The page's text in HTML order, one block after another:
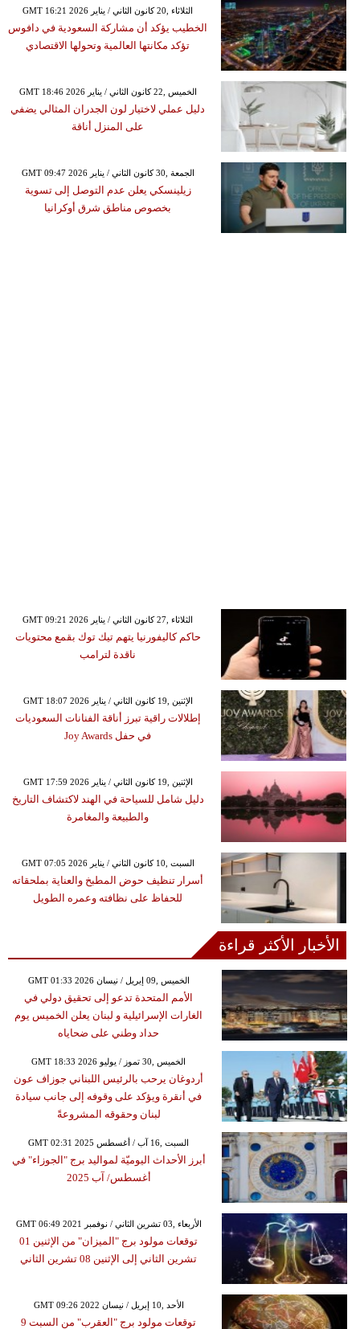
GMT 16:21 2026 الثلاثاء ,20 كانون الثاني / يناير
الخطيب يؤكد أن مشاركة السعودية في دافوس
تؤكد مكانتها العالمية وتحولها الاقتصادي
GMT 18:46 2026 الخميس ,22 كانون الثاني / يناير
دليل عملي لاختيار لون الجدران المثالي يضفي
على المنزل أناقة
GMT 09:47 2026 الجمعة ,30 كانون الثاني / يناير
زيلينسكي يعلن عدم التوصل إلى تسوية
بخصوص مناطق شرق أوكرانيا
GMT 09:21 2026 الثلاثاء ,27 كانون الثاني / يناير
حاكم كاليفورنيا يتهم تيك توك بقمع محتويات
ناقدة لترامب
GMT 18:07 2026 الإثنين ,19 كانون الثاني / يناير
إطلالات راقية تبرز أناقة الفنانات السعوديات
في حفل Joy Awards
GMT 17:59 2026 الإثنين ,19 كانون الثاني / يناير
دليل شامل للسياحة في الهند لاكتشاف التاريخ
والطبيعة والمغامرة
GMT 07:05 2026 السبت ,10 كانون الثاني / يناير
أسرار تنظيف حوض المطبخ والعناية بملحقاته
للحفاظ على نظافته وعمره الطويل
الأخبار الأكثر قراءة
GMT 01:33 2026 الخميس ,09 إبريل / نيسان
الأمم المتحدة تدعو إلى تحقيق دولي في
الغارات الإسرائيلية و لبنان يعلن الخميس يوم
حداد وطني على ضحاياه
GMT 18:33 2026 الخميس ,30 تموز / يوليو
أردوغان يرحب بالرئيس اللبناني جوزاف عون
في أنقرة ويؤكد على وقوفه إلى جانب سيادة
لبنان وحقوقه المشروعةً
GMT 02:31 2025 السبت ,16 آب / أغسطس
أبرز الأحداث اليوميّة لمواليد برج "الجوزاء" في
أغسطس/ آب 2025
GMT 06:49 2021 الأربعاء ,03 تشرين الثاني / نوفمبر
توقعات مولود برج "الميزان" من الإثنين 01
تشرين الثاني إلى الإثنين 08 تشرين الثاني
GMT 09:26 2022 الأحد ,10 إبريل / نيسان
توقعات مولود برج "العقرب" من السبت 9